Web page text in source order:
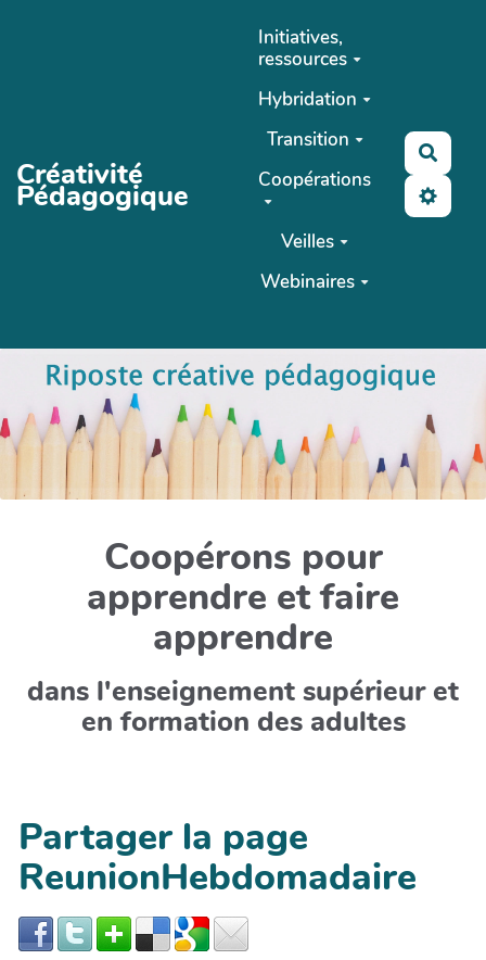
Créativité
Pédagogique
Initiatives,
ressources
Hybridation
Transition
Coopérations
Veilles
Webinaires
Coopérons pour
apprendre et faire
apprendre
dans l'enseignement supérieur et
en formation des adultes
Partager la page
ReunionHebdomadaire